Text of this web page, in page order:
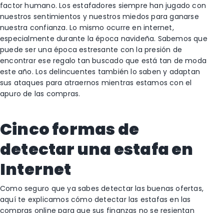
factor humano. Los estafadores siempre han jugado con
nuestros sentimientos y nuestros miedos para ganarse
nuestra confianza. Lo mismo ocurre en internet,
especialmente durante la época navideña. Sabemos que
puede ser una época estresante con la presión de
encontrar ese regalo tan buscado que está tan de moda
este año. Los delincuentes también lo saben y adaptan
sus ataques para atraernos mientras estamos con el
apuro de las compras.
Cinco formas de
detectar una estafa en
Internet
Como seguro que ya sabes detectar las buenas ofertas,
aquí te explicamos cómo detectar las estafas en las
compras online para que sus finanzas no se resientan